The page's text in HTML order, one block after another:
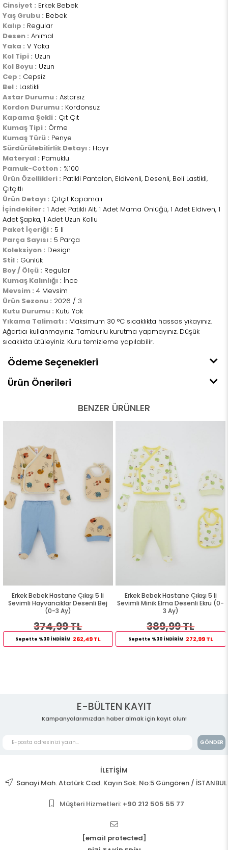
Cinsiyet : Erkek Bebek
Yaş Grubu : Bebek
Kalıp : Regular
Desen : Animal
Yaka : V Yaka
Kol Tipi : Uzun
Kol Boyu : Uzun
Cep : Cepsiz
Bel : Lastikli
Astar Durumu : Astarsız
Kordon Durumu : Kordonsuz
Kapama Şekli : Çıt Çıt
Kumaş Tipi : Örme
Kumaş Türü : Penye
Sürdürülebilirlik Detayı : Hayır
Materyal : Pamuklu
Pamuk-Cotton : %100
Ürün Özellikleri : Patikli Pantolon, Eldivenli, Desenli, Beli Lastikli,
Çıtçıtlı
Ürün Detayı : Çıtçıt Kapamalı
İçindekiler : 1 Adet Patikli Alt, 1 Adet Mama Önlüğü, 1 Adet Eldiven, 1
Adet Şapka, 1 Adet Uzun Kollu
Paket İçeriği : 5 li
Parça Sayısı : 5 Parça
Koleksiyon : Design
Stil : Günlük
Boy / Ölçü : Regular
Kumaş Kalınlığı : İnce
Mevsim : 4 Mevsim
Ürün Sezonu : 2026 / 3
Kutu Durumu : Kutu Yok
Yıkama Talimatı : Maksimum 30 °C sıcaklıkta hassas yıkayınız.
Ağartıcı kullanmayınız. Tamburlu kurutma yapmayınız. Düşük
sıcaklıkta ütüleyiniz. Kuru temizleme yapılabilir.
Ödeme Seçenekleri
Ürün Önerileri
BENZER ÜRÜNLER
Erkek Bebek Hastane Çıkışı 5 li
Sevimli Hayvancıklar Desenli Bej
(0-3 Ay)
374,99 TL
Sepette %30 İNDİRİM 262,49 TL
Erkek Bebek Hastane Çıkışı 5 li
Sevimli Minik Elma Desenli Ekru (0-
3 Ay)
389,99 TL
Sepette %30 İNDİRİM 272,99 TL
E-BÜLTEN KAYIT
Kampanyalarımızdan haber almak için kayıt olun!
GÖNDER
İLETİŞİM
Sanayi Mah. Atatürk Cad. Kayın Sok. No:5 Güngören / İSTANBUL
Müşteri Hizmetleri: +90 212 505 55 77
[email protected]